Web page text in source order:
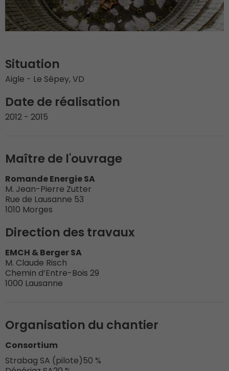
Situation
Aigle - Le Sépey, VD
Date de réalisation
2012 - 2015
Maître de l'ouvrage
Romande Energie SA
M. Jean-Pierre Zutter
Rue de Lausanne 53
1010 Morges
Direction des travaux
EMCH & Berger SA
M. Claude Risch
Chemin d’Entre-Bois 29
1000 Lausanne
Organisation du chantier
Consortium
Strabag SA (pilote)50 %